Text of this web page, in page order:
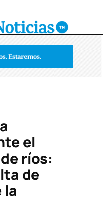
el
ríos:
de
la